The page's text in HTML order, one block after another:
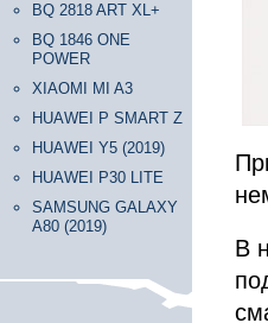
BQ 2818 ART XL+
BQ 1846 ONE
POWER
XIAOMI MI A3
HUAWEI P SMART Z
HUAWEI Y5 (2019)
HUAWEI P30 LITE
SAMSUNG GALAXY
A80 (2019)
В